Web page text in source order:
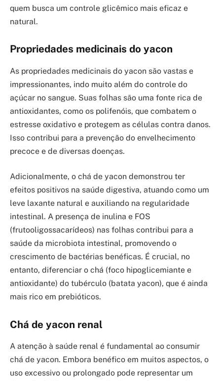
quem busca um controle glicêmico mais eficaz e
natural.
Propriedades medicinais do yacon
As propriedades medicinais do yacon são vastas e
impressionantes, indo muito além do controle do
açúcar no sangue. Suas folhas são uma fonte rica de
antioxidantes, como os polifenóis, que combatem o
estresse oxidativo e protegem as células contra danos.
Isso contribui para a prevenção do envelhecimento
precoce e de diversas doenças.
Adicionalmente, o chá de yacon demonstrou ter
efeitos positivos na saúde digestiva, atuando como um
leve laxante natural e auxiliando na regularidade
intestinal. A presença de inulina e FOS
(frutooligossacarídeos) nas folhas contribui para a
saúde da microbiota intestinal, promovendo o
crescimento de bactérias benéficas. É crucial, no
entanto, diferenciar o chá (foco hipoglicemiante e
antioxidante) do tubérculo (batata yacon), que é ainda
mais rico em prebióticos.
Chá de yacon renal
A atenção à saúde renal é fundamental ao consumir
chá de yacon. Embora benéfico em muitos aspectos, o
uso excessivo ou prolongado pode representar um